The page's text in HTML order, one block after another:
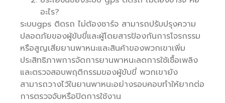
อะไร?
ระบบgps ติดรถ ไม่ต้องชาร์จ สามารถปรับปรุงความ
ปลอดภัยของผู้ขับขี่และผู้โดยสารป้องกันการโจรกรรม
หรือสูญเสียยานพาหนะและสินค้าของพวกเขาเพิ่ม
ประสิทธิภาพการจัดการยานพาหนะลดการใช้เชื้อเพลิง
และตรวจสอบพฤติกรรมของผู้ขับขี่ พวกเขายัง
สามารถวางไว้ในยานพาหนะอย่างรอบคอบทำให้ยากต่อ
การตรวจจับหรือปิดการใช้งาน